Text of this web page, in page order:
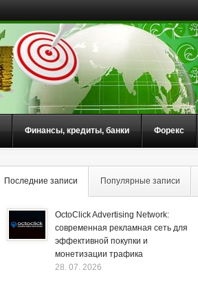
Финансы, кредиты, банки Форекс
Последние записи Популярные записи
OctoClick Advertising Network:
современная рекламная сеть для
эффективной покупки и
монетизации трафика
28. 07. 2026